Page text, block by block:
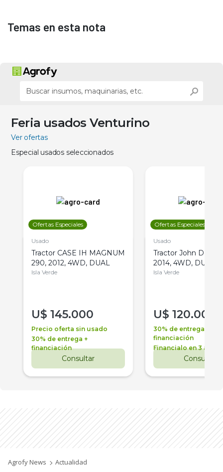
Temas en esta nota
Feria usados Venturino
Ver ofertas
Especial usados seleccionados
Ofertas Especiales
Usado
Tractor CASE IH MAGNUM
290, 2012, 4WD, DUAL
Isla Verde
U$ 145.000
Precio oferta sin usado
30% de entrega +
financiación
Consultar
Ofertas Especiales
Usado
Tractor John Deere
2014, 4WD, DUAL
Isla Verde
U$ 120.000
30% de entrega +
financiación
Financialo en 3 años
Consultar
Agrofy News Actualidad